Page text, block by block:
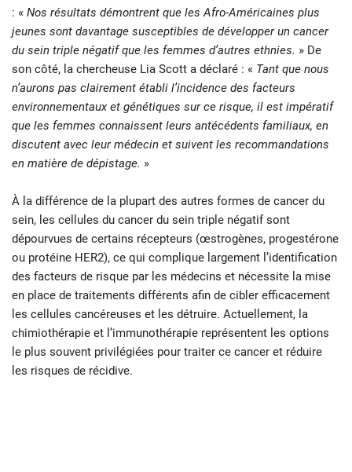
: « Nos résultats démontrent que les Afro-Américaines plus
jeunes sont davantage susceptibles de développer un cancer
du sein triple négatif que les femmes d’autres ethnies. » De
son côté, la chercheuse Lia Scott a déclaré : « Tant que nous
n’aurons pas clairement établi l’incidence des facteurs
environnementaux et génétiques sur ce risque, il est impératif
que les femmes connaissent leurs antécédents familiaux, en
discutent avec leur médecin et suivent les recommandations
en matière de dépistage. »
À la différence de la plupart des autres formes de cancer du
sein, les cellules du cancer du sein triple négatif sont
dépourvues de certains récepteurs (œstrogènes, progestérone
ou protéine HER2), ce qui complique largement l’identification
des facteurs de risque par les médecins et nécessite la mise
en place de traitements différents afin de cibler efficacement
les cellules cancéreuses et les détruire. Actuellement, la
chimiothérapie et l’immunothérapie représentent les options
le plus souvent privilégiées pour traiter ce cancer et réduire
les risques de récidive.